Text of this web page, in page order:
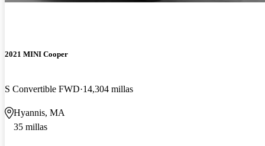
2021 MINI Cooper
S Convertible FWD 14,304 millas
Hyannis, MA
35 millas